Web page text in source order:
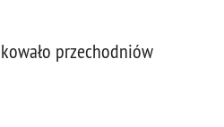
przechodniów